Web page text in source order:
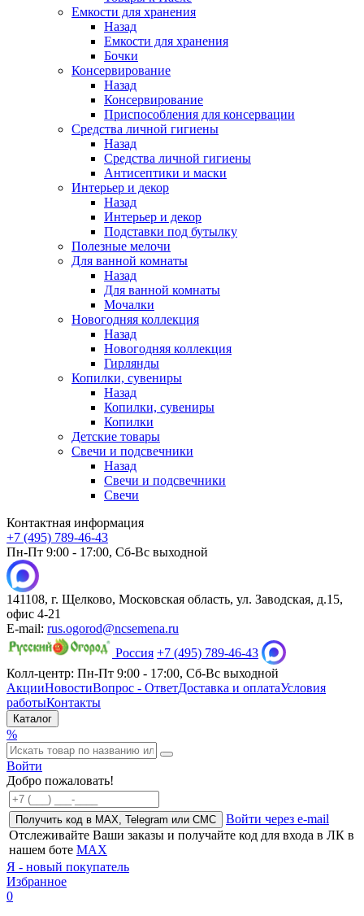
Емкости для хранения
Назад
Емкости для хранения
Бочки
Консервирование
Назад
Консервирование
Приспособления для консервации
Средства личной гигиены
Назад
Средства личной гигиены
Антисептики и маски
Интерьер и декор
Назад
Интерьер и декор
Подставки под бутылку
Полезные мелочи
Для ванной комнаты
Назад
Для ванной комнаты
Мочалки
Новогодняя коллекция
Назад
Новогодняя коллекция
Гирлянды
Копилки, сувениры
Назад
Копилки, сувениры
Копилки
Детские товары
Свечи и подсвечники
Назад
Свечи и подсвечники
Свечи
Контактная информация
+7 (495) 789-46-43
Пн-Пт 9:00 - 17:00, Сб-Вс выходной
141108, г. Щелково, Московская область, ул. Заводская, д.15,
офис 4-21
E-mail: rus.ogorod@ncsemena.ru
Россия +7 (495) 789-46-43
Колл-центр: Пн-Пт 9:00 - 17:00, Сб-Вс выходной
АкцииНовостиВопрос - ОтветДоставка и оплатаУсловия
работыКонтакты
Каталог
%
Войти
Добро пожаловать!
Получить код в MAX, Telegram или СМС
Войти через e-mail
Отслеживайте Ваши заказы и получайте код для входа в ЛК в
нашем боте MAX
Я - новый покупатель
Избранное
0